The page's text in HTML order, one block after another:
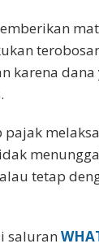
karena
tetap
saluran